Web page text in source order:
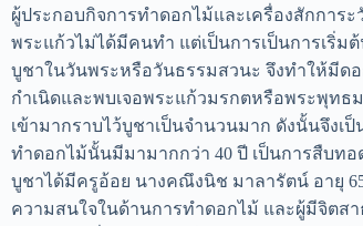
ผู้ประกอบกิจการทำดอกไม้และเครื่องสักกา
พระแก้วไม่ได้มีคนทำ แต่เป็นการเป็นการเริ่
บูชาในวันพระหรือวันธรรมสวนะ จึงทำให้มีด
กำเนิดและพบเจอพระแก้วมรกตหรือพระพุท
เข้ามากราบไว้บูชาเป็นจำนวนมาก ดังนั้นจึงเ
ทำดอกไม้นั้นมีมามากกว่า 40 ปี เป็นการสืบท
บูชาได้มีครูอ้อย นางคณึงนิช มาลารัตน์ อายุ
ความสนใจในด้านการทำดอกไม้ และผู้มีจิตส